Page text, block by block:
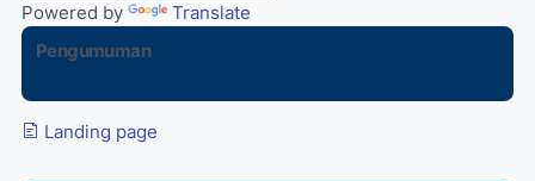
Powered by
Translate
Pengumuman
Landing page